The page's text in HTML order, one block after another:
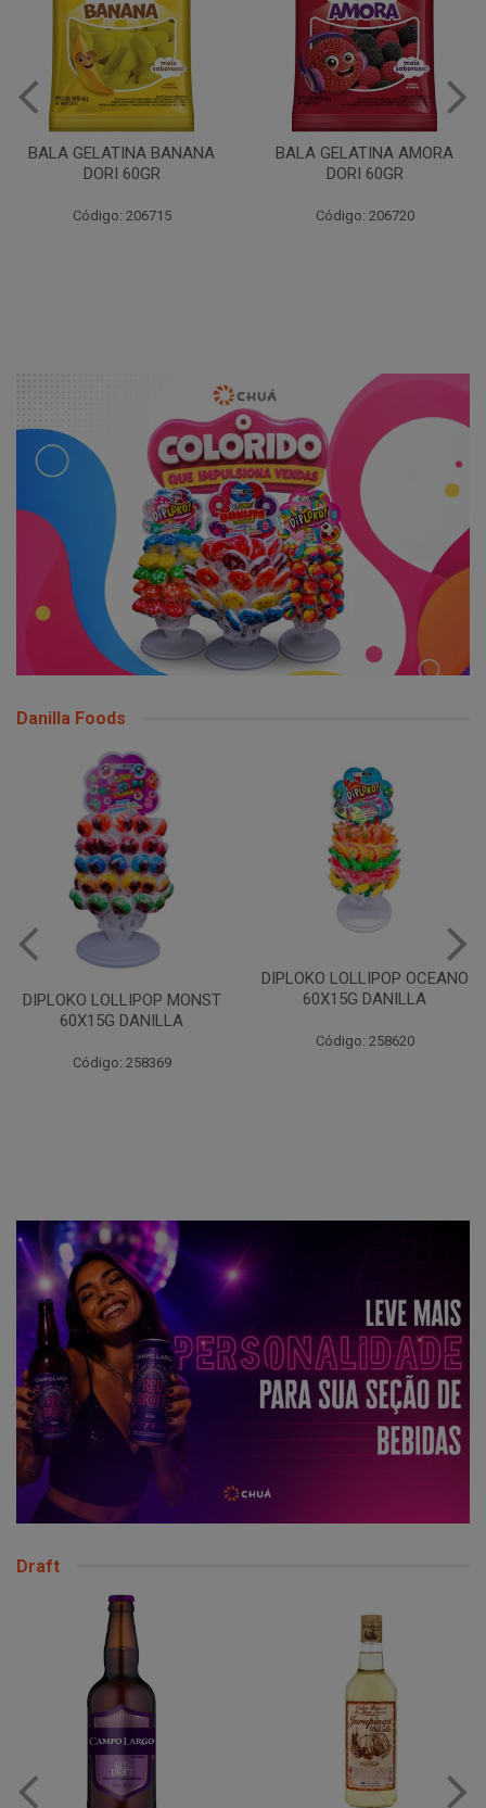
BALA GELATINA BANANA
DORI 60GR
Código: 206715
BALA GELATINA AMORA
DORI 60GR
Código: 206720
Danilla Foods
DIPLOKO LOLLIPOP MONST
60X15G DANILLA
Código: 258369
DIPLOKO LOLLIPOP OCEANO
60X15G DANILLA
Código: 258620
Draft